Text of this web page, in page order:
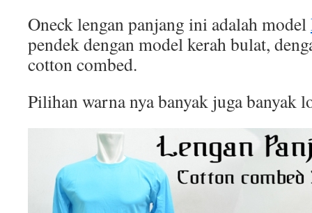
Oneck lengan panjang ini adalah model
pendek dengan model kerah bulat,
cotton combed.
Pilihan warna nya banyak juga banyak